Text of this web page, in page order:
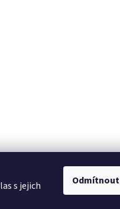
s jejich
Odmítnout
- Porovnávání cen